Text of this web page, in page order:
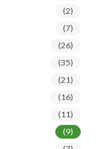
(2)
(7)
(26)
(35)
(21)
(16)
(11)
(9)